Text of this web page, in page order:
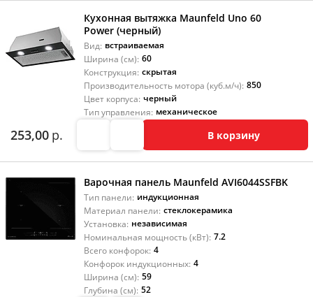
Кухонная вытяжка Maunfeld Uno 60
Power (черный)
Вид: встраиваемая
Ширина (см): 60
Конструкция: скрытая
Производительность мотора (куб.м/ч): 850
Цвет корпуса: черный
Тип управления: механическое
253,00 р. В корзину
Варочная панель Maunfeld AVI6044SSFBK
Тип панели: индукционная
Материал панели: стеклокерамика
Установка: независимая
Номинальная мощность (кВт): 7.2
Всего конфорок: 4
Конфорок индукционных: 4
Ширина (см): 59
Глубина (см): 52